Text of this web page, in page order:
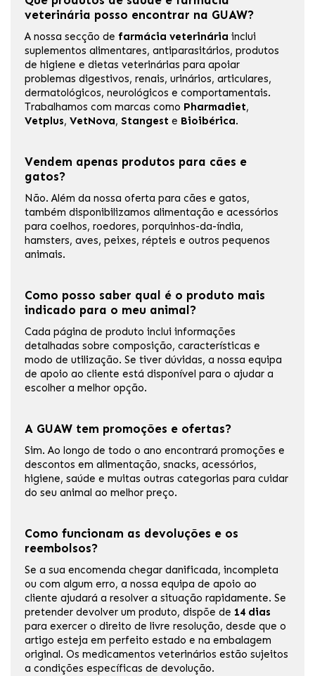
veterinária posso encontrar na GUAW?
A nossa secção de farmácia veterinária inclui
suplementos alimentares, antiparasitários, produtos
de higiene e dietas veterinárias para apoiar
problemas digestivos, renais, urinários, articulares,
dermatológicos, neurológicos e comportamentais.
Trabalhamos com marcas como Pharmadiet,
Vetplus, VetNova, Stangest e Bioibérica.
Vendem apenas produtos para cães e
gatos?
Não. Além da nossa oferta para cães e gatos,
também disponibilizamos alimentação e acessórios
para coelhos, roedores, porquinhos-da-índia,
hamsters, aves, peixes, répteis e outros pequenos
animais.
Como posso saber qual é o produto mais
indicado para o meu animal?
Cada página de produto inclui informações
detalhadas sobre composição, características e
modo de utilização. Se tiver dúvidas, a nossa equipa
de apoio ao cliente está disponível para o ajudar a
escolher a melhor opção.
A GUAW tem promoções e ofertas?
Sim. Ao longo de todo o ano encontrará promoções e
descontos em alimentação, snacks, acessórios,
higiene, saúde e muitas outras categorias para cuidar
do seu animal ao melhor preço.
Como funcionam as devoluções e os
reembolsos?
Se a sua encomenda chegar danificada, incompleta
ou com algum erro, a nossa equipa de apoio ao
cliente ajudará a resolver a situação rapidamente. Se
pretender devolver um produto, dispõe de 14 dias
para exercer o direito de livre resolução, desde que o
artigo esteja em perfeito estado e na embalagem
original. Os medicamentos veterinários estão sujeitos
a condições específicas de devolução.